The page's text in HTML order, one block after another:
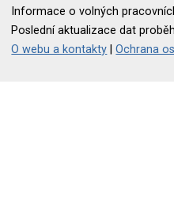
Informace o volných
Poslední aktualizace dat
O webu a kontakty |Ochrana